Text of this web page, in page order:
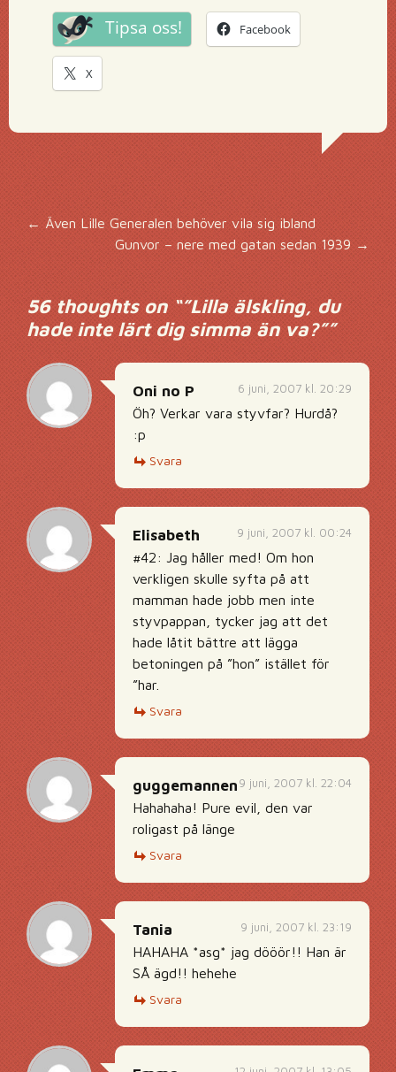
Tipsa oss! Facebook
X
Inläggsnavigering
←Även Lille Generalen behöver vila sig ibland
Gunvor – nere med gatan sedan 1939→
56 thoughts on “”Lilla älskling, du
hade inte lärt dig simma än va?””
6 juni, 2007 kl. 20:29
Oni no P
Öh? Verkar vara styvfar? Hurdå?
:p
Svara
9 juni, 2007 kl. 00:24
Elisabeth
#42: Jag håller med! Om hon
verkligen skulle syfta på att
mamman hade jobb men inte
styvpappan, tycker jag att det
hade låtit bättre att lägga
betoningen på ”hon” istället för
”har.
Svara
9 juni, 2007 kl. 22:04
guggemannen
Hahahaha! Pure evil, den var
roligast på länge
Svara
9 juni, 2007 kl. 23:19
Tania
HAHAHA *asg* jag dööör!! Han är
SÅ ägd!! hehehe
Svara